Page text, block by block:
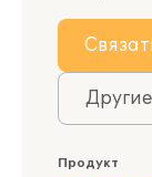
Продукт